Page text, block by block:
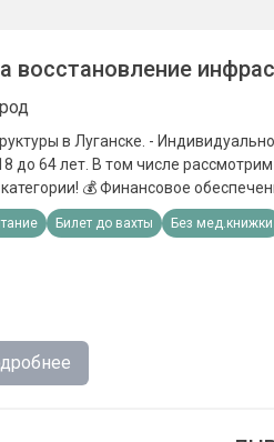
восстановление
рассматриваем каждого
до 64 лет. В том числе
Единовременная выплата
- Помощь с покупкой
Билет до вахты Без мед.книжки